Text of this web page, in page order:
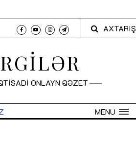
AXTARIŞ
ONLAYN QƏZET
MENU